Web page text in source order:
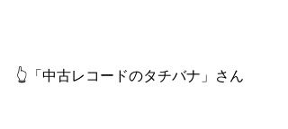
👆「中古レコードのタチバナ」さん